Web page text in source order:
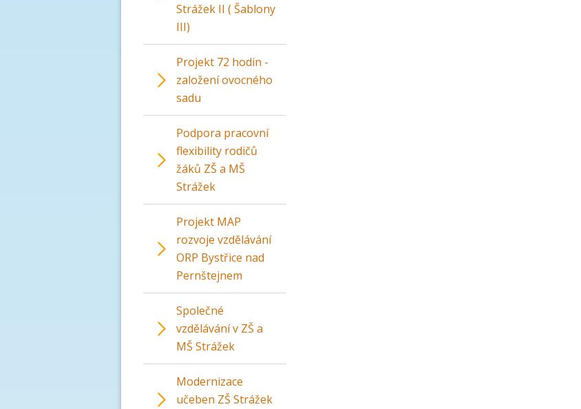
Strážek II ( Šablony
III)
Projekt 72 hodin -
založení ovocného
sadu
Podpora pracovní
flexibility rodičů
žáků ZŠ a MŠ
Strážek
Projekt MAP
rozvoje vzdělávání
ORP Bystřice nad
Pernštejnem
Společné
vzdělávání v ZŠ a
MŠ Strážek
Modernizace
učeben ZŠ Strážek